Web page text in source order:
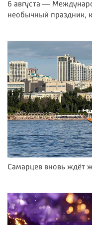
6 августа —
необычный праздник,
Самарцев вновь ждёт